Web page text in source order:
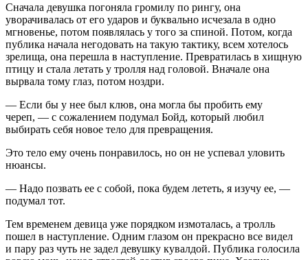
Сначала девушка погоняла громилу по рингу, она
уворачивалась от его ударов и буквально исчезала в одно
мгновенье, потом появлялась у того за спиной. Потом, когда
публика начала негодовать на такую тактику, всем хотелось
зрелища, она перешла в наступление. Превратилась в хищную
птицу и стала летать у тролля над головой. Вначале она
вырвала тому глаз, потом ноздри.
— Если бы у нее был клюв, она могла бы пробить ему
череп, — с сожалением подумал Бойд, который любил
выбирать себя новое тело для превращения.
Это тело ему очень понравилось, но он не успевал уловить
нюансы.
— Надо позвать ее с собой, пока будем лететь, я изучу ее, —
подумал тот.
Тем временем девица уже порядком измоталась, а тролль
пошел в наступление. Одним глазом он прекрасно все видел
и пару раз чуть не задел девушку кувалдой. Публика голосила